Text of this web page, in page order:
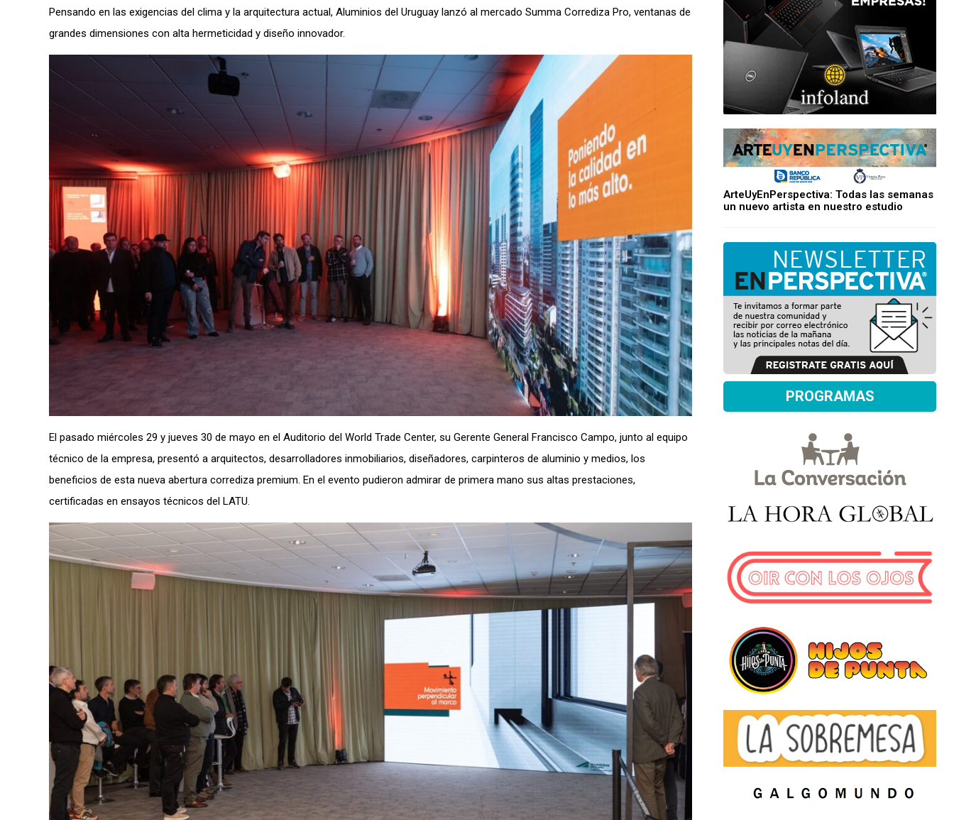
Pensando en las exigencias del clima y la arquitectura actual, Aluminios del Uruguay lanzó al mercado Summa Corrediza Pro, ventanas de
grandes dimensiones con alta hermeticidad y diseño innovador.
El pasado miércoles 29 y jueves 30 de mayo en el Auditorio del World Trade Center, su Gerente General Francisco Campo, junto al equipo
técnico de la empresa, presentó a arquitectos, desarrolladores inmobiliarios, diseñadores, carpinteros de aluminio y medios, los
beneficios de esta nueva abertura corrediza premium. En el evento pudieron admirar de primera mano sus altas prestaciones,
certificadas en ensayos técnicos del LATU.
ArteUyEnPerspectiva: Todas las semanas
un nuevo artista en nuestro estudio
PROGRAMAS